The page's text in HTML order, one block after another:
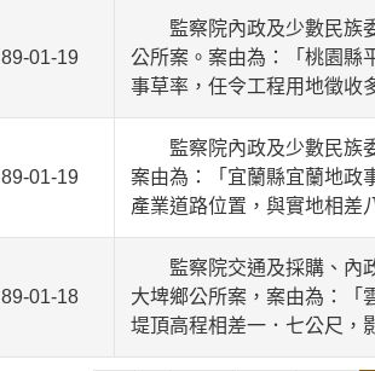
89-01-19
監察院內政及少數民族委
公所案。案由為：「桃園縣
事草率，任令工程用地徵收
89-01-19
監察院內政及少數民族委
案由為：「宜蘭縣宜蘭地政
產業道路位置，與實地相差
89-01-18
監察院交通及採購、內政
大埤鄉公所案，案由為：「
堤頂高程相差一．七公尺，